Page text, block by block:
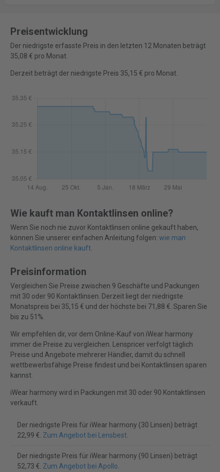
Preisentwicklung
Der niedrigste erfasste Preis in den letzten 12 Monaten beträgt
35,08 € pro Monat.
Derzeit beträgt der niedrigste Preis 35,15 € pro Monat.
Wie kauft man Kontaktlinsen online?
Wenn Sie noch nie zuvor Kontaktlinsen online gekauft haben,
können Sie unserer einfachen Anleitung folgen: wie man
Kontaktlinsen online kauft.
Preisinformation
Vergleichen Sie Preise zwischen 9 Geschäfte und Packungen
mit 30 oder 90 Kontaktlinsen. Derzeit liegt der niedrigste
Monatspreis bei 35,15 € und der höchste bei 71,88 €. Sparen Sie
bis zu 51%.
Wir empfehlen dir, vor dem Online-Kauf von iWear harmony
immer die Preise zu vergleichen. Lenspricer verfolgt täglich
Preise und Angebote mehrerer Händler, damit du schnell
wettbewerbsfähige Preise findest und bei Kontaktlinsen sparen
kannst.
iWear harmony wird in Packungen mit 30 oder 90 Kontaktlinsen
verkauft.
Der niedrigste Preis für iWear harmony (30 Linsen) beträgt
22,99 €. Zum Angebot bei Lensbest.
Der niedrigste Preis für iWear harmony (90 Linsen) beträgt
52,73 €. Zum Angebot bei Apollo.